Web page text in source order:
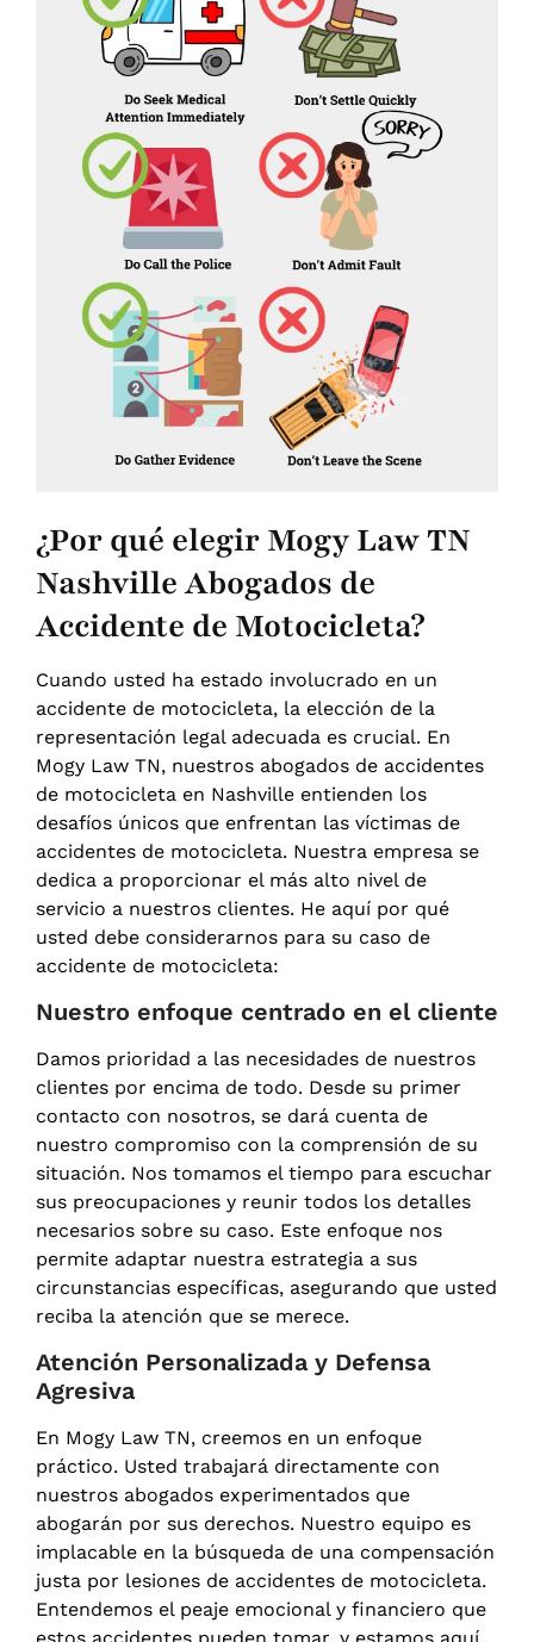
¿Por qué elegir Mogy Law TN
Nashville Abogados de
Accidente de Motocicleta?
Cuando usted ha estado involucrado en un
accidente de motocicleta, la elección de la
representación legal adecuada es crucial. En
Mogy Law TN, nuestros abogados de accidentes
de motocicleta en Nashville entienden los
desafíos únicos que enfrentan las víctimas de
accidentes de motocicleta. Nuestra empresa se
dedica a proporcionar el más alto nivel de
servicio a nuestros clientes. He aquí por qué
usted debe considerarnos para su caso de
accidente de motocicleta:
Nuestro enfoque centrado en el cliente
Damos prioridad a las necesidades de nuestros
clientes por encima de todo. Desde su primer
contacto con nosotros, se dará cuenta de
nuestro compromiso con la comprensión de su
situación. Nos tomamos el tiempo para escuchar
sus preocupaciones y reunir todos los detalles
necesarios sobre su caso. Este enfoque nos
permite adaptar nuestra estrategia a sus
circunstancias específicas, asegurando que usted
reciba la atención que se merece.
Atención Personalizada y Defensa
Agresiva
En Mogy Law TN, creemos en un enfoque
práctico. Usted trabajará directamente con
nuestros abogados experimentados que
abogarán por sus derechos. Nuestro equipo es
implacable en la búsqueda de una compensación
justa por lesiones de accidentes de motocicleta.
Entendemos el peaje emocional y financiero que